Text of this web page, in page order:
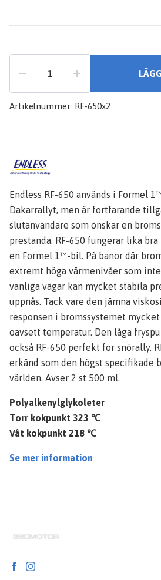
Artikelnummer: RF-650x2
Endless RF-650 används i Formel
Dakarrallyt, men är fortfarande
slutanvändare som önskar en
prestanda. RF-650 fungerar lika
en Formel 1™-bil. På banor där
extremt höga värmenivåer som
vanliga vägar kan mycket stabila
uppnås. Tack vare den jämna
responsen i bromssystemet
oavsett temperatur. Den låga
också RF-650 perfekt för snörally.
erkänd som den högst specifikade
världen. Avser 2 st 500 ml.
Polyalkenylglykoleter
Torr kokpunkt 323 ℃
Våt kokpunkt 218 ℃
Se mer information